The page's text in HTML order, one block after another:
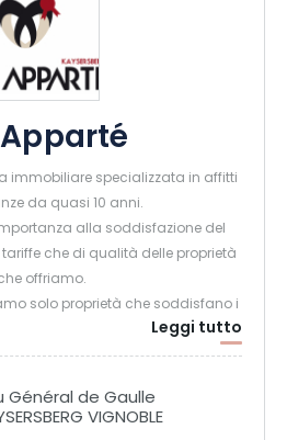
immobiliare specializzata in affitti
da quasi 10 anni.
alla soddisfazione del
che di qualità delle proprietà
offriamo.
solo proprietà che soddisfano i
selezione.Il nostro team è a vostra
che il vostro soggiorno si svolga
esigenze.
Leggi tutto
Général de Gaulle
VIGNOBLE